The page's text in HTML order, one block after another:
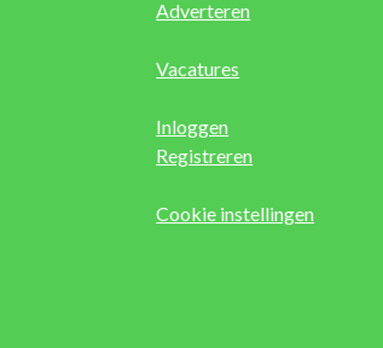
Adverteren
Vacatures
Inloggen
Registreren
Cookie instellingen